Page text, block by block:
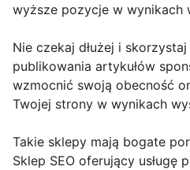
wyższe pozycje w wynikach
Nie czekaj dłużej i skorzystaj
publikowania artykułów
wzmocnić swoją obecność
Twojej strony w wynikach
Takie sklepy mają bogate
Sklep SEO oferujący usługę